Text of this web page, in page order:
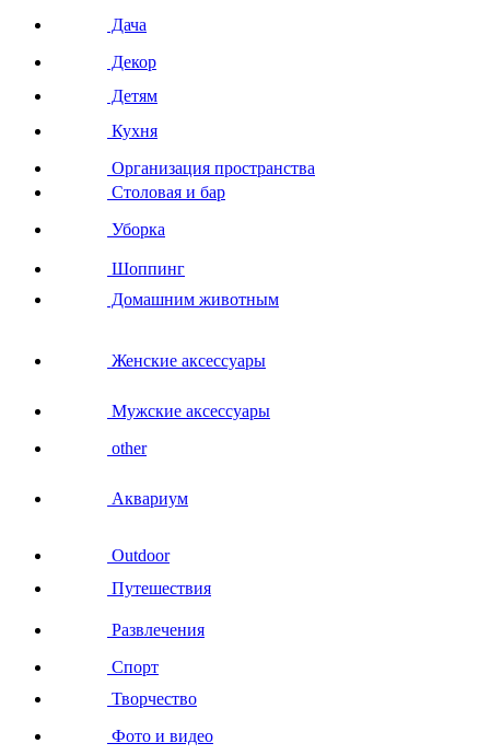
Дача
Декор
Детям
Кухня
Организация пространства
Столовая и бар
Уборка
Шоппинг
Домашним животным
Женские аксессуары
Мужские аксессуары
other
Аквариум
Outdoor
Путешествия
Развлечения
Спорт
Творчество
Фото и видео